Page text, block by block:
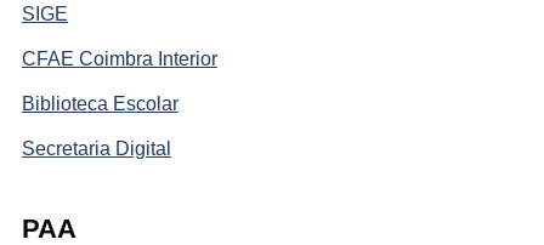
SIGE
CFAE Coimbra Interior
Biblioteca Escolar
Secretaria Digital
PAA